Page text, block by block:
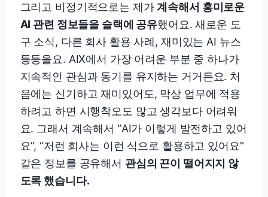
그리고 비정기적으로는 제가계속해서 흥미로운
AI 관련 정보들을 슬랙에 공유했어요. 새로운 도
구 소식, 다른 회사 활용 사례, 재미있는 AI 뉴스
등등을요. AIX에서 가장 어려운 부분 중 하나가
지속적인 관심과 동기를 유지하는 거거든요. 처
음에는 신기하고 재미있어도, 막상 업무에 적용
하려고 하면 시행착오도 많고 생각보다 어려워
요. 그래서 계속해서 “AI가 이렇게 발전하고 있어
요”, “저런 회사는 이런 식으로 활용하고 있어요”
같은 정보를 공유해서 관심의 끈이 떨어지지 않
도록 했습니다.